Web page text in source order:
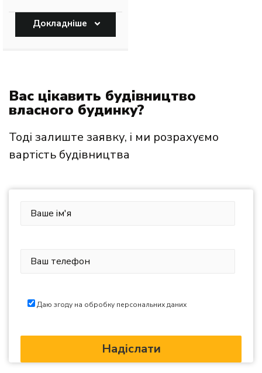
Докладніше
Вас цікавить будівництво
власного будинку?
Тоді залиште заявку, і ми розрахуємо
вартість будівництва
Даю згоду на обробку персональних даних